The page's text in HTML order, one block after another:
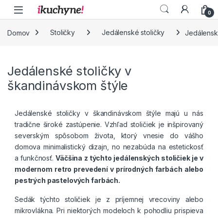
Skip to navigation
Skip to content
0
Domov Stoličky Jedálenské stoličky
Jedálenské stoličky v
škandinávskom štýle
Jedálenské stoličky v škandinávskom štýle majú u nás
tradične široké zastúpenie. Vzhľad stoličiek je inšpirovaný
severským spôsobom života, ktorý vnesie do vášho
domova minimalistický dizajn, no nezabúda na estetickosť
a funkčnosť.Väčšina z týchto jedálenských stoličiek je v
modernom retro prevedení v prírodných farbách alebo
pestrých pastelových farbách.
Sedák týchto stoličiek je z príjemnej vrecoviny alebo
mikrovlákna. Pri niektorých modeloch k pohodliu prispieva